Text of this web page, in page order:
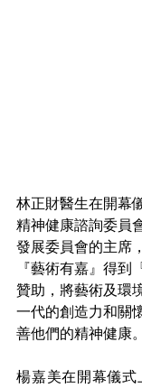
林正財醫生在開幕
精神健康諮詢委員
發展委員會的主席
『藝術有嘉』得到
贊助，將藝術及環
一代的創造力和關
善他們的精神健康
楊嘉美在開幕儀